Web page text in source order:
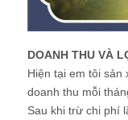
DOANH THU VÀ
Hiện tại em tôi sản
doanh thu mỗi
Sau khi trừ chi phí